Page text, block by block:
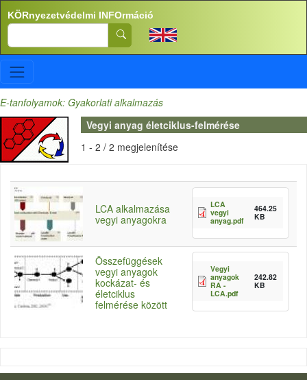
Ugrás a tartalomra
KÖRnyezetvédelmi INFOrmáció
Search
E-tanfolyamok: Gyakorlati alkalmazás
Vegyi anyag életciklus-felmérése
1 - 2 / 2 megjelenítése
LCA alkalmazása
vegyi anyagokra
LCA
vegyi
anyag.pdf
464.25
KB
Összefüggések
vegyi anyagok
kockázat- és
életciklus
felmérése között
Vegyi
anyagok
RA -
LCA.pdf
242.82
KB